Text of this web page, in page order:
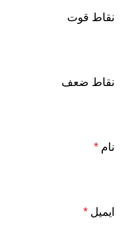
نقاط قوت
نقاط ضعف
نام *
ایمیل *